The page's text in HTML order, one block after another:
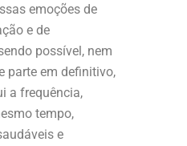
emoções de
e de
possível, nem
parte em definitivo,
a frequência,
tempo,
e